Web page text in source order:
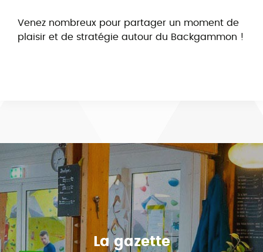
Venez nombreux pour partager un moment de
plaisir et de stratégie autour du Backgammon !
La gazette